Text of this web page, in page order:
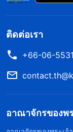
ติดต่อเรา
+66-06-
อาณาจักรของพ